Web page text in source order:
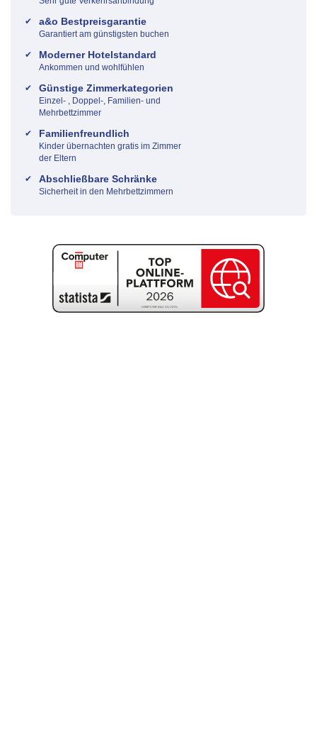
a&o Bestpreisgarantie
Garantiert am günstigsten buchen
Moderner Hotelstandard
Ankommen und wohlfühlen
Günstige Zimmerkategorien
Einzel- , Doppel-, Familien- und
Mehrbettzimmer
Familienfreundlich
Kinder übernachten gratis im Zimmer
der Eltern
Abschließbare Schränke
Sicherheit in den Mehrbettzimmern